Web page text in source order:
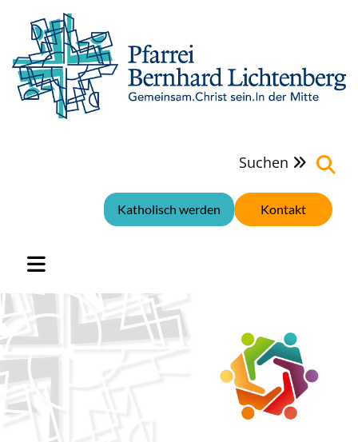
Suchen 
Kontakt
Katholisch werden